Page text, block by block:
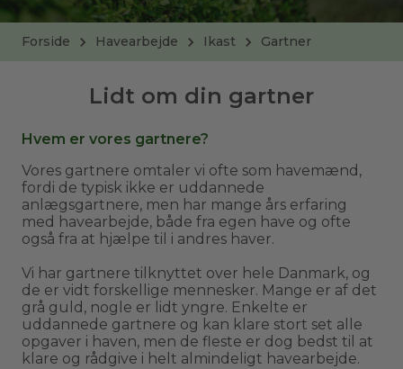
Forside Havearbejde Ikast Gartner
Lidt om din gartner
Hvem er vores gartnere?
Vores gartnere omtaler vi ofte som havemænd,
fordi de typisk ikke er uddannede
anlægsgartnere, men har mange års erfaring
med havearbejde, både fra egen have og ofte
også fra at hjælpe til i andres haver.
Vi har gartnere tilknyttet over hele Danmark, og
de er vidt forskellige mennesker. Mange er af det
grå guld, nogle er lidt yngre. Enkelte er
uddannede gartnere og kan klare stort set alle
opgaver i haven, men de fleste er dog bedst til at
klare og rådgive i helt almindeligt havearbejde.